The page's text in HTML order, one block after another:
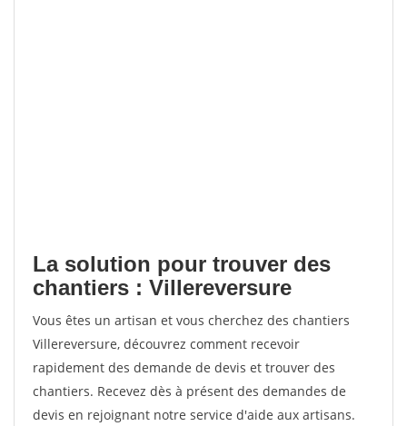
La solution pour trouver des
chantiers : Villereversure
Vous êtes un artisan et vous cherchez des chantiers
Villereversure, découvrez comment recevoir
rapidement des demande de devis et trouver des
chantiers. Recevez dès à présent des demandes de
devis en rejoignant notre service d'aide aux artisans.